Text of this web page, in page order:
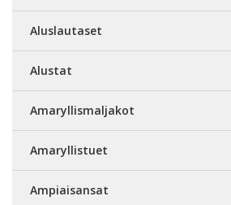
Aluslautaset
Alustat
Amaryllismaljakot
Amaryllistuet
Ampiaisansat